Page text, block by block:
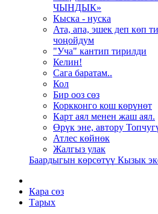
ЧЫНДЫК»
Кыска - нуска
Ата, апа, эшек деп көп
чоңойдум
"Уча" кантип тирилди
Келин!
Сага баратам..
Кол
Бир ооз сөз
Коркконго кош көрүнөт
Карт аял менен жаш аял.
Өрүк эне, автору
Атлес көйнөк
Жалгыз улак
Баардыгын көрсөтүү Кызык
Кара сөз
Тарых